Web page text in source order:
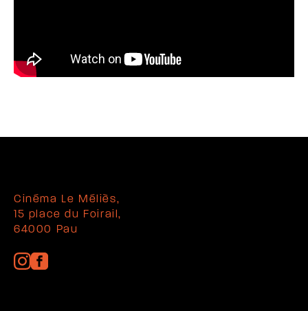
Cinéma Le Méliès,
15 place du Foirail,
64000 Pau